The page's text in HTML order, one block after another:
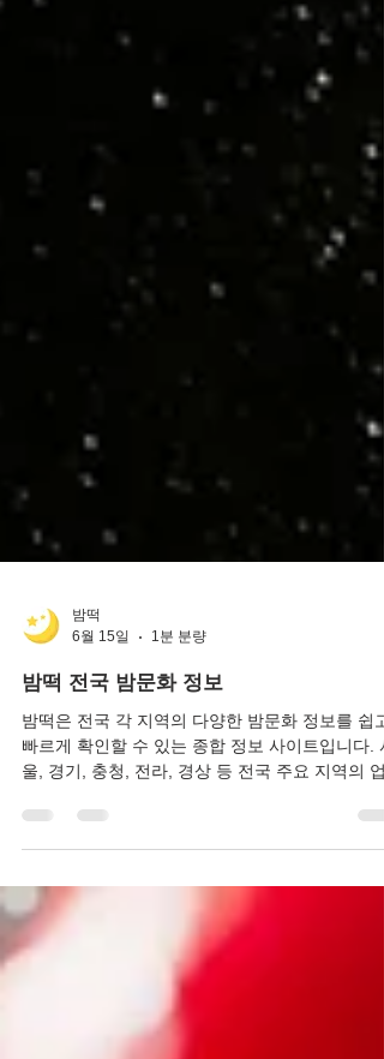
밤떡
6월 15일
1분 분량
밤떡 전국 밤문화 정보
밤떡은 전국 각 지역의 다양한 밤문화 정보를 쉽고
울, 경기, 충청, 전라, 경상 등 전국 주요 지역의 업
정보와 이용 후기, 실시간 추천 정보를 제공하며,
다. 사용자 중심의 편리한 검색 기능과 활발한 커
니티를 바탕으로 많은 이용자들이 찾는 전국 대표
밤문화 정보 플랫폼으로 자리매김하고 있습니다.